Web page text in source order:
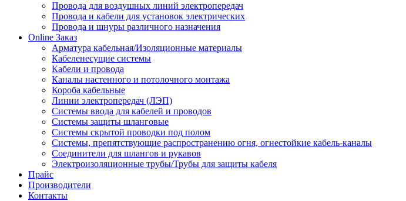
Провода для воздушных линий электропередач
Провода и кабели для установок электрических
Провода и шнуры различного назначения
Online Заказ
Арматура кабельная/Изоляционные материалы
Кабеленесущие системы
Кабели и провода
Каналы настенного и потолочного монтажа
Короба кабельные
Линии электропередач (ЛЭП)
Системы ввода для кабелей и проводов
Системы защиты шланговые
Системы скрытой проводки под полом
Системы, препятствующие распространению огня, огнестойкие кабель-каналы
Соединители для шлангов и рукавов
Электроизоляционные трубы/Трубы для защиты кабеля
Прайс
Производители
Контакты